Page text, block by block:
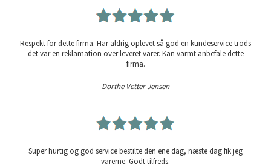
Respekt for dette firma. Har aldrig oplevet så god en kundeservice trods
det var en reklamation over leveret varer. Kan varmt anbefale dette
firma.
Dorthe Vetter Jensen
Super hurtig og god service bestilte den ene dag, næste dag fik jeg
varerne. Godt tilfreds.